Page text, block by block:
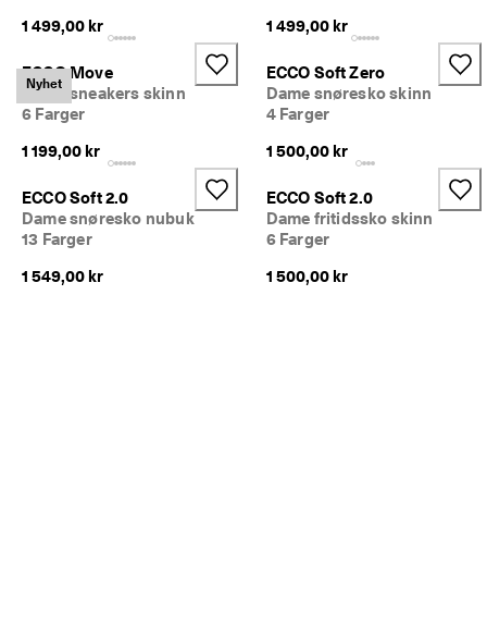
1 499,00 kr
1 499,00 kr
Nyhet
ECCO Move
Dame sneakers skinn
6 Farger
1 199,00 kr
ECCO Soft Zero
Dame snøresko skinn
4 Farger
1 500,00 kr
ECCO Soft 2.0
Dame snøresko nubuk
13 Farger
1 549,00 kr
ECCO Soft 2.0
Dame fritidssko skinn
6 Farger
1 500,00 kr